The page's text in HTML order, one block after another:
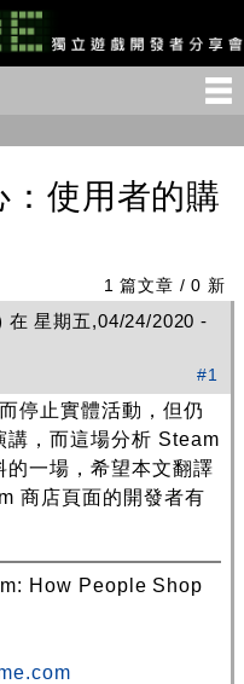
使用者的購
1 篇文章 / 0 新
在 星期五,04/24/2020 -
#1
停止實體活動，但仍
講，而這場分析 Steam
的一場，希望本文翻譯
商店頁面的開發者有
How People Shop